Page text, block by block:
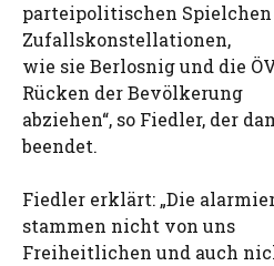
parteipolitischen
Zufallskonstellationen,
wie sie Berlosnig und die
Rücken der Bevölkerung
abziehen“, so Fiedler, der
beendet.
Fiedler erklärt: „Die
stammen nicht von uns
Freiheitlichen und auch